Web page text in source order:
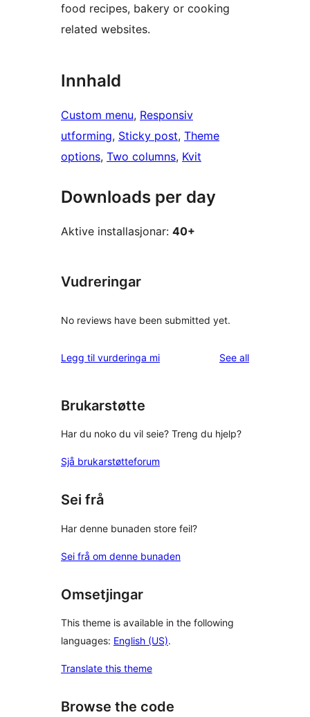
food recipes, bakery or cooking
related websites.
Innhald
Custom menu, Responsiv
utforming, Sticky post, Theme
options, Two columns, Kvit
Downloads per day
Aktive installasjonar: 40+
Vudreringar
No reviews have been submitted yet.
Legg til vurderinga mi See allreviews
Brukarstøtte
Har du noko du vil seie? Treng du hjelp?
Sjå brukarstøtteforum
Sei frå
Har denne bunaden store feil?
Sei frå om denne bunaden
Omsetjingar
This theme is available in the following
languages: English (US).
Translate this theme
Browse the code